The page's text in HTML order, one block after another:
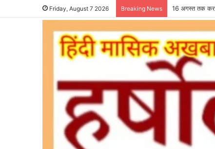
Friday, August 7 2026 Breaking News 16 अगस्त तक